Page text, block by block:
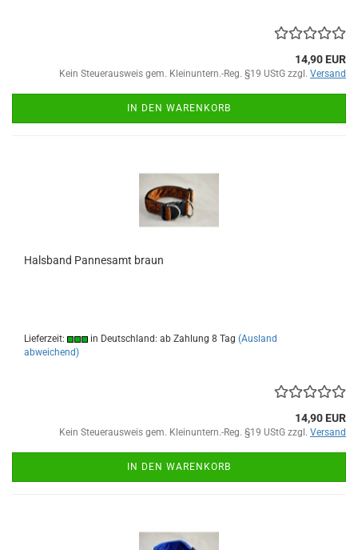
14,90 EUR
Kein Steuerausweis gem. Kleinuntern.-Reg. §19 UStG zzgl. Versand
IN DEN WARENKORB
Halsband Pannesamt braun
Lieferzeit: in Deutschland: ab Zahlung 8 Tag (Ausland
abweichend)
14,90 EUR
Kein Steuerausweis gem. Kleinuntern.-Reg. §19 UStG zzgl. Versand
IN DEN WARENKORB